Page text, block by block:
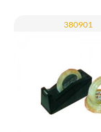
380901